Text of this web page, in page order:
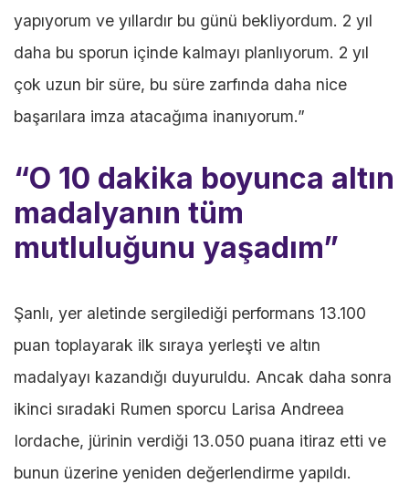
yapıyorum ve yıllardır bu günü bekliyordum. 2 yıl
daha bu sporun içinde kalmayı planlıyorum. 2 yıl
çok uzun bir süre, bu süre zarfında daha nice
başarılara imza atacağıma inanıyorum.”
“O 10 dakika boyunca altın
madalyanın tüm
mutluluğunu yaşadım”
Şanlı, yer aletinde sergilediği performans 13.100
puan toplayarak ilk sıraya yerleşti ve altın
madalyayı kazandığı duyuruldu. Ancak daha sonra
ikinci sıradaki Rumen sporcu Larisa Andreea
Iordache, jürinin verdiği 13.050 puana itiraz etti ve
bunun üzerine yeniden değerlendirme yapıldı.